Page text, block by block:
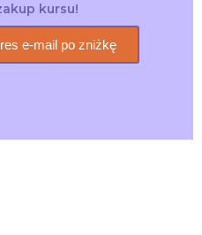
kursu!
e-mail po zniżkę